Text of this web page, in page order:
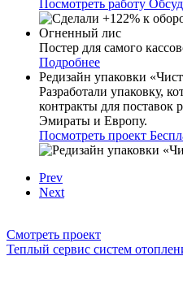
Посмотреть работу
Огненный лис
Постер для самого
Подробнее
Редизайн упаковки
Разработали упаковку,
контракты для
Эмираты и Европу.
Посмотреть проект
Prev
Next
Смотреть проект
Теплый сервис систем